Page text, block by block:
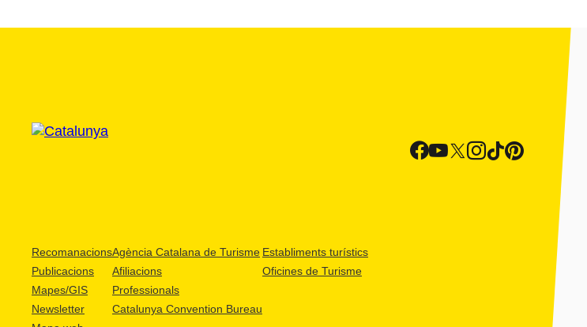
Recomanacions
Publicacions
Mapes/GIS
Newsletter
Agència Catalana de Turisme
Afiliacions
Professionals
Catalunya Convention Bureau
Establiments turístics
Oficines de Turisme